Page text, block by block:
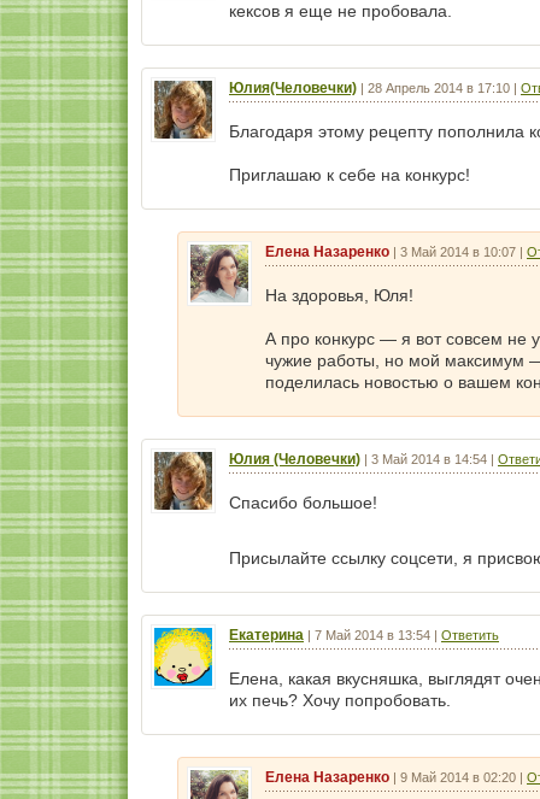
кексов я еще не пробовала.
Юлия(Человечки) | 28 Апрель 2014 в 17:10 |
Благодаря этому рецепту пополнила
Приглашаю к себе на конкурс!
Елена Назаренко | 3 Май 2014 в 10:07 |
На здоровья, Юля!
А про конкурс — я вот совсем не
чужие работы, но мой максимум
поделилась новостью о вашем
Юлия (Человечки) | 3 Май 2014 в 14:54 |
Спасибо большое!
Присылайте ссылку соцсети, я
Екатерина | 7 Май 2014 в 13:54 | Ответить
Елена, какая вкусняшка, выглядят
их печь? Хочу попробовать.
Елена Назаренко | 9 Май 2014 в 02:20 |